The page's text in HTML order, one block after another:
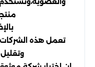
تعمل هذه الشركات